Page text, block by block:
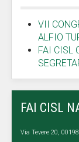
VII
ALFIO
FAI CISL
FAI CISL
Via Tevere 20,